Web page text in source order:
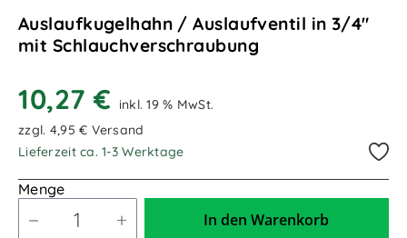
Auslaufkugelhahn / Auslaufventil in 3/4"
mit Schlauchverschraubung
10,27 €
inkl. 19 % MwSt.
zzgl. 4,95 € Versand
Lieferzeit ca. 1-3 Werktage
Menge
In den Warenkorb